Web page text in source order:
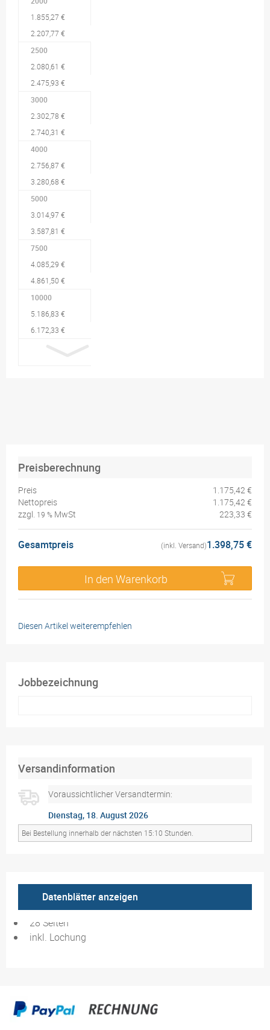
1.855,27 €
2.207,77 €
2500
2.080,61 €
2.475,93 €
3000
2.302,78 €
2.740,31 €
4000
2.756,87 €
3.280,68 €
5000
3.014,97 €
3.587,81 €
7500
4.085,29 €
4.861,50 €
10000
5.186,83 €
6.172,33 €
Preisberechnung
Preis
1.175,42 €
Nettopreis
1.175,42 €
zzgl. 19 % MwSt 223,33 €
Gesamtpreis 1.398,75 €
(inkl. Versand)
In den Warenkorb
Diesen Artikel weiterempfehlen
Jobbezeichnung
Versandinformation
Voraussichtlicher Versandtermin:
Dienstag, 18. August 2026
Bei Bestellung innerhalb der nächsten 15:10 Stunden.
Datenblätter anzeigen
quadratisches Format 21 × 21 cm oder DIN A4
28 Seiten
inkl. Lochung